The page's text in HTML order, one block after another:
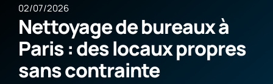
02/07/2026
Nettoyage de bureaux à
Paris : des locaux propres
sans contrainte